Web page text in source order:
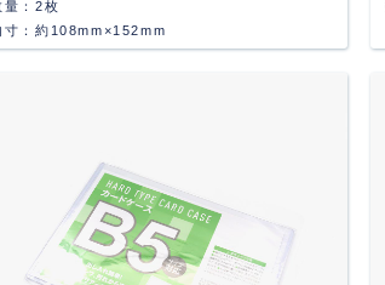
量：2枚
寸：約108mm×152mm